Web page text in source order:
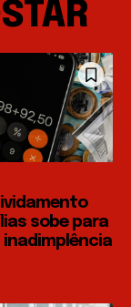
sobe para
inadimplência